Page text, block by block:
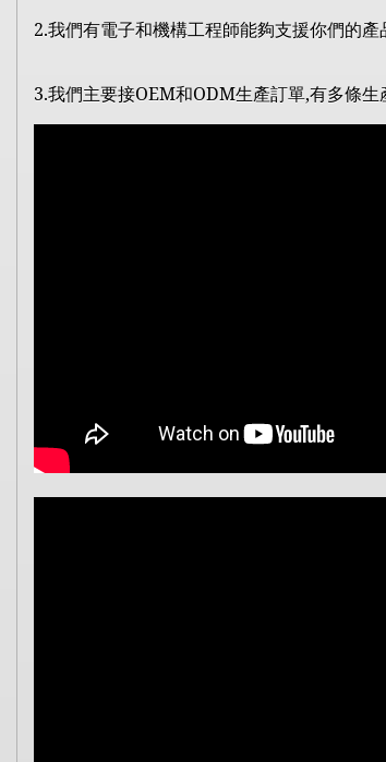
2.我們有電子和機構工程師能夠支援你們的產
3.我們主要接OEM和ODM生產訂單,有多條生